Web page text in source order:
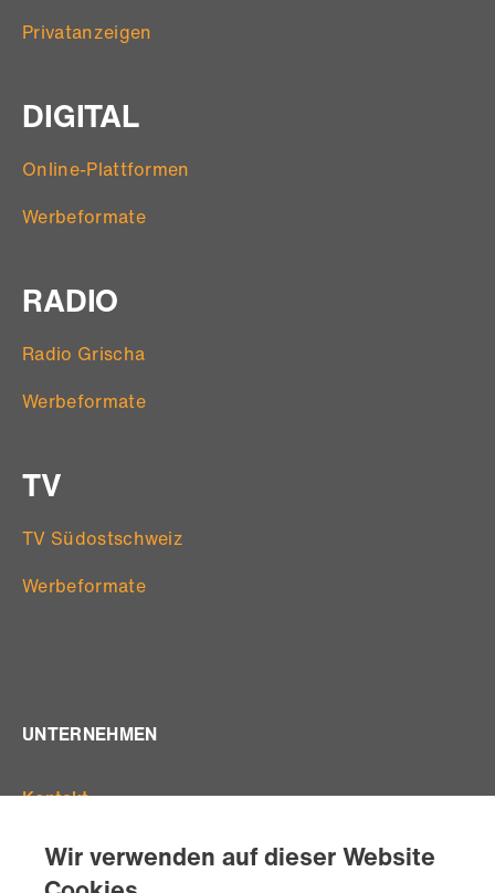
Privatanzeigen
DIGITAL
Online-Plattformen
Werbeformate
RADIO
Radio Grischa
Werbeformate
TV
TV Südostschweiz
Werbeformate
UNTERNEHMEN
Kontakt
Standorte
Wir verwenden auf dieser Website